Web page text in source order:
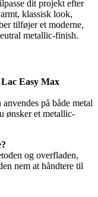
dit projekt efter
klassisk look,
tilføjer et moderne,
metallic-finish.
Easy Max
på både metal
ønsker et metallic-
og overfladen,
nem at håndtere til